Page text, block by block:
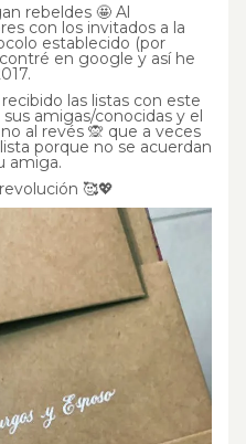
rebeldes 🤩 Al
con los invitados a la
establecido (por
en google y así he
las listas con este
amigas/conocidas y el
al revés 🙊 que a veces
porque no se acuerdan
amiga.
🥰💖